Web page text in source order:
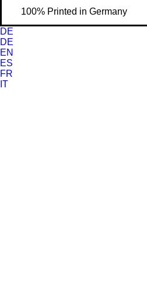
DE
DE
EN
ES
FR
IT
Shirt
100% Printed in Germany